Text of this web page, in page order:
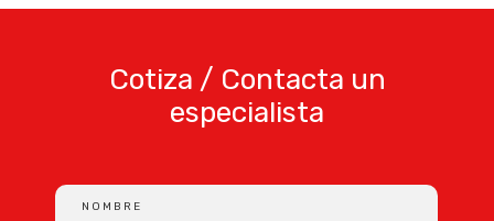
Cotiza / Contacta un
especialista
NOMBRE